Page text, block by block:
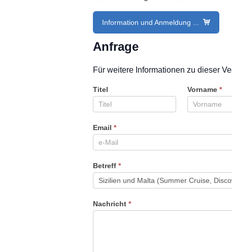
Information und Anmeldung ...
Anfrage
Für weitere Informationen zu dieser
Titel Vorname *
Email *
Betreff *
Nachricht *